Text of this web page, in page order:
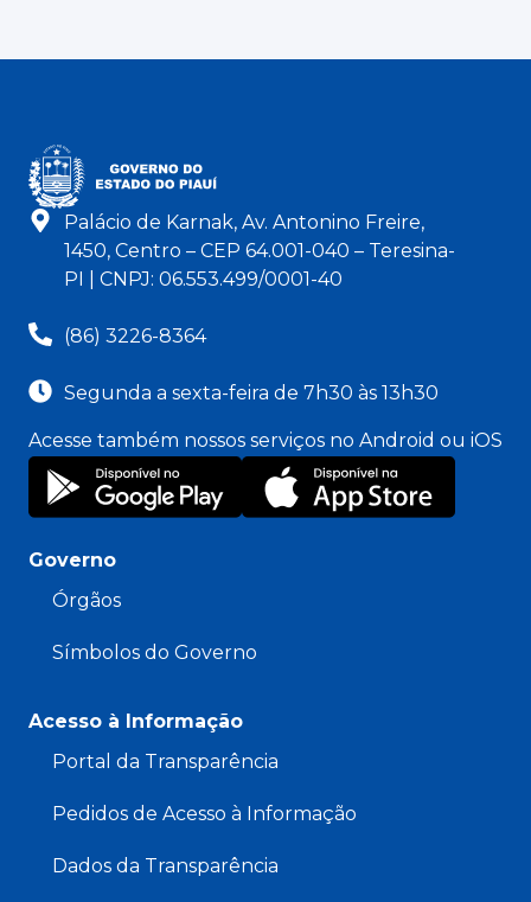
Palácio de Karnak, Av. Antonino Freire,
1450, Centro – CEP 64.001-040 – Teresina-
PI | CNPJ: 06.553.499/0001-40
(86) 3226-8364
Segunda a sexta-feira de 7h30 às 13h30
Acesse também nossos serviços no Android ou iOS
Governo
Órgãos
Símbolos do Governo
Acesso à Informação
Portal da Transparência
Pedidos de Acesso à Informação
Dados da Transparência